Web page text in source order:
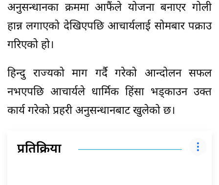
अनुसन्धानका क्रममा आफैंले योजना बनाएर गोली
हान्न लगाएको देखिएपछि आचार्यलाई सोमबार पक्राउ
गरिएको हो।
हिन्दु राज्यको माग गर्दै गरेको आन्दोलन सफल
नभएपछि आचार्यले धार्मिक हिंसा भड्काउन उक्त
कार्य गरेको प्रहरी अनुसन्धानबाट खुलेको छ।
प्रतिक्रिया